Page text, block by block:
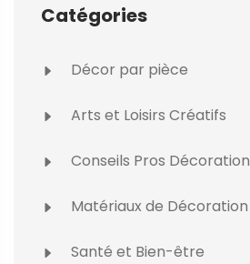
Catégories
Décor par pièce
Arts et Loisirs Créatifs
Conseils Pros Décoration
Matériaux de Décoration
Santé et Bien-être